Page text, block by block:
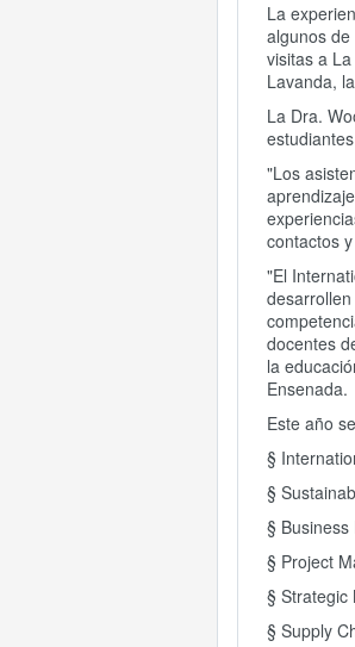
La
algunos
visitas a
Lavanda,
La Dra.
"Los
contactos
"El
docentes
la
Ensenada.
Este año
§
§
§
§ Project
§ Strategic
§ Supply